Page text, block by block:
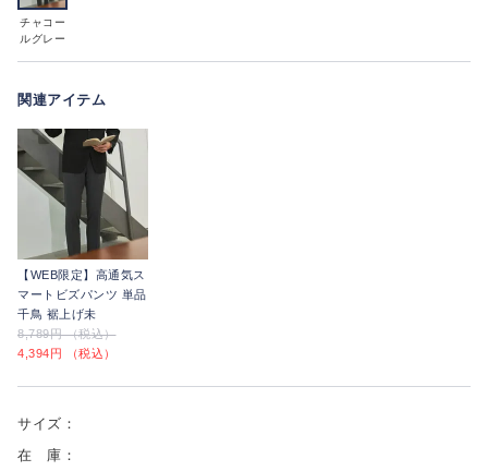
チャコー
ルグレー
関連アイテム
【WEB限定】高通気ス
マートビズパンツ 単品
千鳥 裾上げ未
8,789円 （税込）
4,394円 （税込）
サイズ：
在 庫：